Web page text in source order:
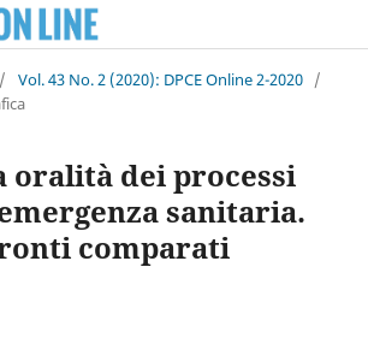
/ Vol. 43 No. 2 (2020): DPCE Online 2-2020 /
oralità dei processi
sanitaria.
comparati